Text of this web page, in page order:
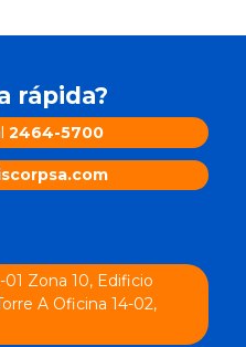
rápida?
2464-5700
Zona 10, Edificio
A Oficina 14-02,